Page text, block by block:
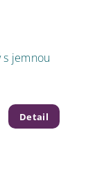
jemnou
Detail